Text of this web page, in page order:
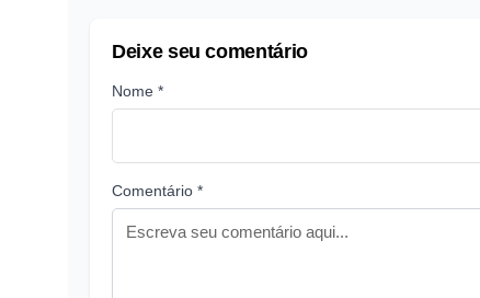
Deixe seu comentário
Nome *
Comentário *